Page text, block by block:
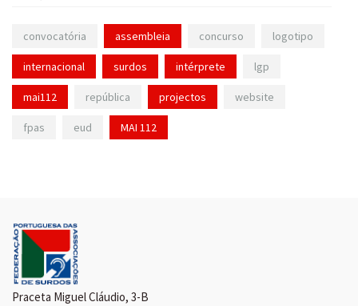
convocatória assembleia concurso logotipo
internacional surdos intérprete lgp
mai112 república projectos website
fpas eud MAI 112
Praceta Miguel Cláudio, 3-B